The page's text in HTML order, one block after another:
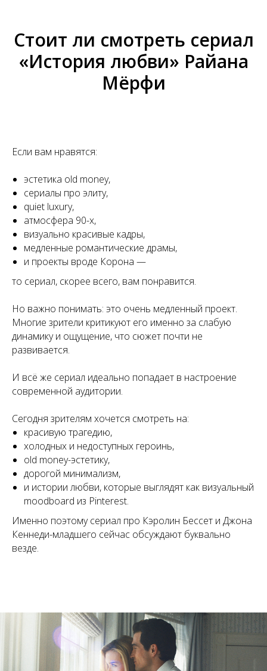
Стоит ли смотреть сериал
«История любви» Райана
Мёрфи
Если вам нравятся:
эстетика old money,
сериалы про элиту,
quiet luxury,
атмосфера 90-х,
визуально красивые кадры,
медленные романтические драмы,
и проекты вроде Корона —
то сериал, скорее всего, вам понравится.
Но важно понимать: это очень медленный проект.
Многие зрители критикуют его именно за слабую
динамику и ощущение, что сюжет почти не
развивается.
И всё же сериал идеально попадает в настроение
современной аудитории.
Сегодня зрителям хочется смотреть на:
красивую трагедию,
холодных и недоступных героинь,
old money-эстетику,
дорогой минимализм,
и истории любви, которые выглядят как визуальный
moodboard из Pinterest.
Именно поэтому сериал про Кэролин Бессет и Джона
Кеннеди-младшего сейчас обсуждают буквально
везде.